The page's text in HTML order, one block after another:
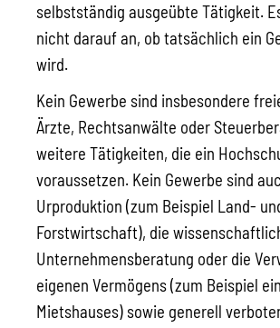
selbstständig ausgeübte Tätigkeit.
nicht darauf an, ob tatsächlich ein
wird.
Kein Gewerbe sind insbesondere
Ärzte, Rechtsanwälte oder
weitere Tätigkeiten, die ein
voraussetzen. Kein Gewerbe sind
Urproduktion (zum Beispiel Land-
Forstwirtschaft), die
Unternehmensberatung oder die
eigenen Vermögens (zum Beispiel
Mietshauses) sowie generell